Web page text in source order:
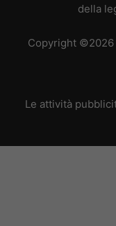
della
Copyright
Le attività